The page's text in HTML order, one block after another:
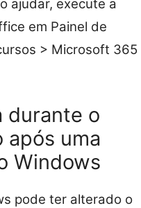
ajudar, execute a
em Painel de
> Microsoft 365
durante o
após uma
Windows
pode ter alterado o